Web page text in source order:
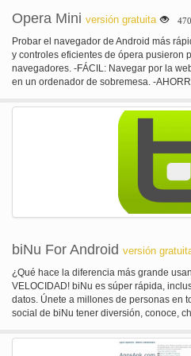
dispositivos Android, UCWEB es la
el mejor navegador de Android ahora.
cambiar entre páginas abiertas con
más tarde, o a veces que no estás
películas y mucho más cuando es
descargas. Opera Mini es el mejor
- Samsung - Sony - Gionee
Opera Mini versión gratuita
Probar el navegador de Android más
y controles eficientes de ópera pusieron
navegadores. -FÁCIL: Navegar por la
en un ordenador de sobremesa. -
totalmente gratuito para instalar y
muestra todas tus páginas web
actualizaciones instantáneas de tus
noticias, entretenimiento y deportes. –
páginas abiertas y cambiar entre ellos. –
tamaños de página, barras de dirección
ajustan automáticamente. Descargar
revisa Opera Mobile, la experiencia
biNu For Android versión
¿Qué hace la diferencia más grande
VELOCIDAD! biNu es súper rápida,
datos. Únete a millones de personas en
social de biNu tener diversión, conoce,
servicios tales como: - Noticias de todo
Worldreader y molinos & Boon a leer